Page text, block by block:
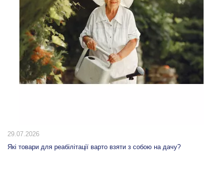
20.07.2026
10 способів використання табурета-сходинки вдома: від кухні до